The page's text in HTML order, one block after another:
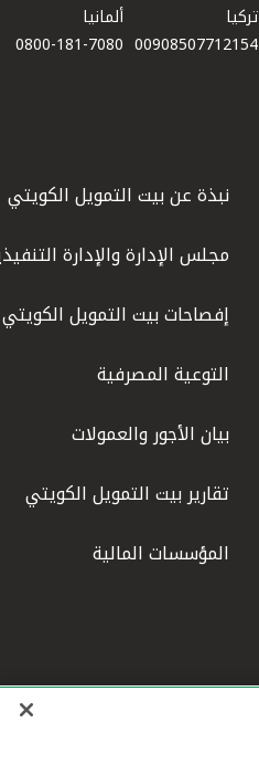
تركيا
00908507712154​
ألمانيا
0800-181-7080
نبذة عن بيت التمويل الكويتي
مجلس الإدارة والإدارة
إفصاحات بيت التمويل الكويتي
التوعية المصرفية
بيان الأجور والعمولات
تقارير بيت التمويل الكويتي
المؤسسات المالية